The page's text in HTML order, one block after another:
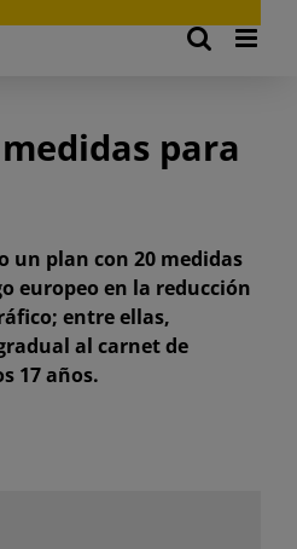
para
un plan con 20 medidas
europeo en la reducción
entre ellas,
al carnet de
17 años.